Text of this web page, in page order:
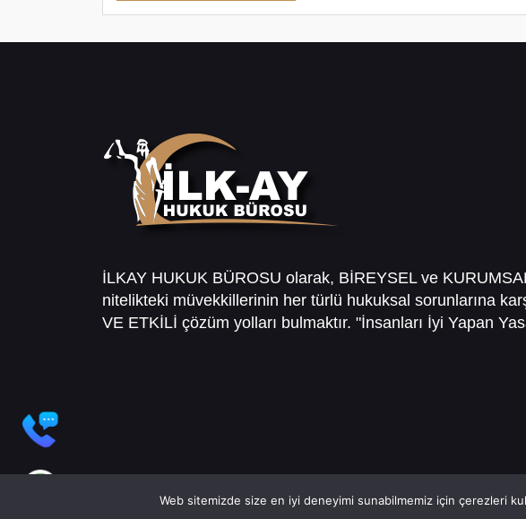
İLKAY HUKUK BÜROSU olarak, BİREYSEL ve
nitelikteki müvekkillerinin her türlü hukuksal sorunlarına
VE ETKİLİ çözüm yolları bulmaktır. "İnsanları İyi Yapan
Web sitemizde size en iyi deneyimi sunabilmemiz için çerezleri